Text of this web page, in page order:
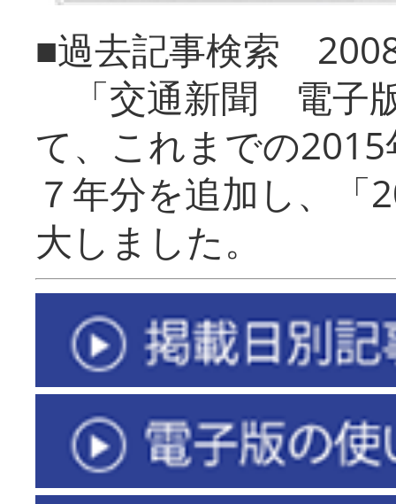
■過去記事検索
「交通新聞 電子
て、これまでの
７年分を追加し、「
大しまし